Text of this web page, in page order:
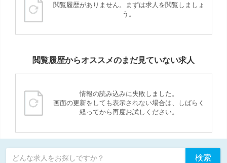
閲覧履歴がありません。まずは求人を閲覧しましょ
う。
閲覧履歴からオススメのまだ見ていない求人
情報の読み込みに失敗しました。
画面の更新をしても表示されない場合は、しばらく
経ってから再度お試しください。
どんな求人をお探しですか？ 検索